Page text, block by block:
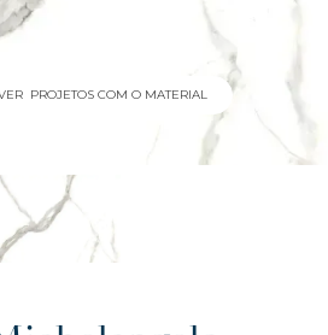
PROJETOS COM O MATERIAL